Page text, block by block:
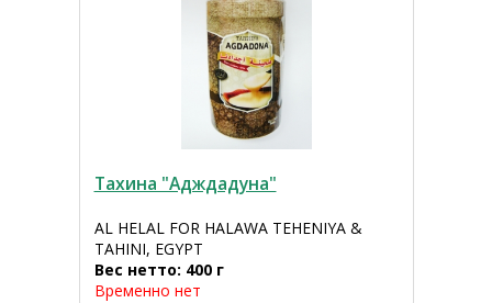
Тахина "Адждадуна"
AL HELAL FOR HALAWA TEHENIYA &
TAHINI, EGYPT
Вес нетто: 400 г
Временно нет